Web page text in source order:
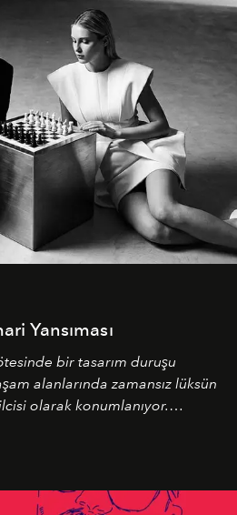
Yansıması
bir tasarım duruşu
alanlarında zamansız lüksün
olarak konumlanıyor.